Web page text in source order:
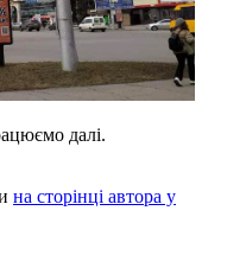
далі.
на сторінці автора у